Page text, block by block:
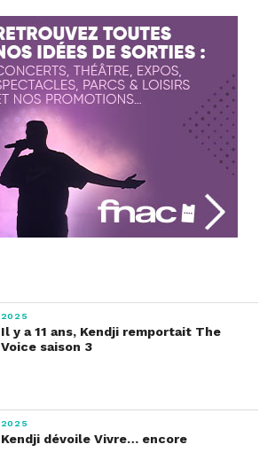
2025
Il y a 11 ans, Kendji remportait The
Voice saison 3
2025
Kendji dévoile Vivre… encore